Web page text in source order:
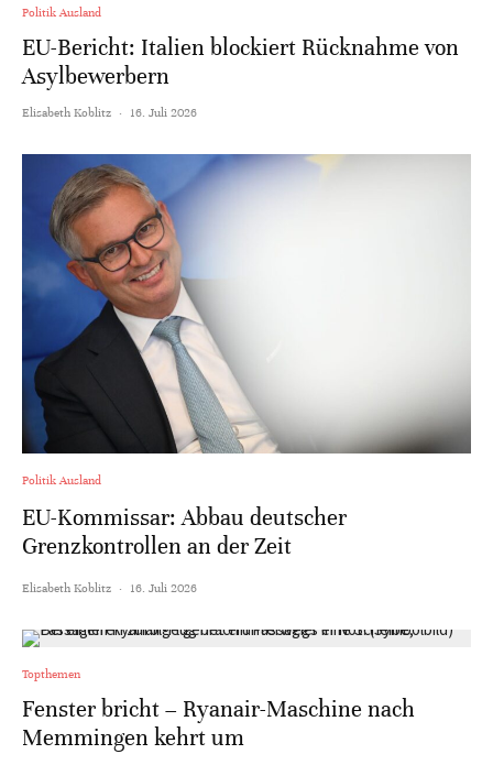
Politik Ausland
EU-Bericht: Italien blockiert Rücknahme von
Asylbewerbern
Elisabeth Koblitz · 16. Juli 2026
Politik Ausland
EU-Kommissar: Abbau deutscher
Grenzkontrollen an der Zeit
Elisabeth Koblitz · 16. Juli 2026
Topthemen
Fenster bricht – Ryanair-Maschine nach
Memmingen kehrt um